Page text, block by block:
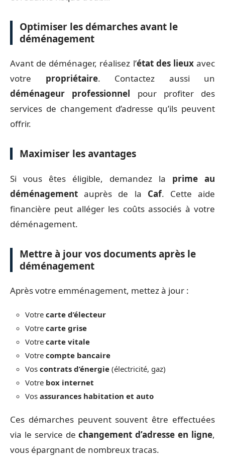
Optimiser les démarches avant le
déménagement
Avant de déménager, réalisez l’état des lieuxavec
votre propriétaire. Contactez aussi un
déménageur professionnel pour profiter des
services de changement d’adresse qu’ils peuvent
offrir.
Maximiser les avantages
Si vous êtes éligible, demandez la prime au
déménagement auprès de la Caf. Cette aide
financière peut alléger les coûts associés à votre
déménagement.
Mettre à jour vos documents après le
déménagement
Après votre emménagement, mettez à jour :
Votre carte d’électeur
Votre carte grise
Votre carte vitale
Votre compte bancaire
Vos contrats d’énergie (électricité, gaz)
Votre box internet
Vos assurances habitation et auto
Ces démarches peuvent souvent être effectuées
via le service dechangement d’adresse en ligne,
vous épargnant de nombreux tracas.